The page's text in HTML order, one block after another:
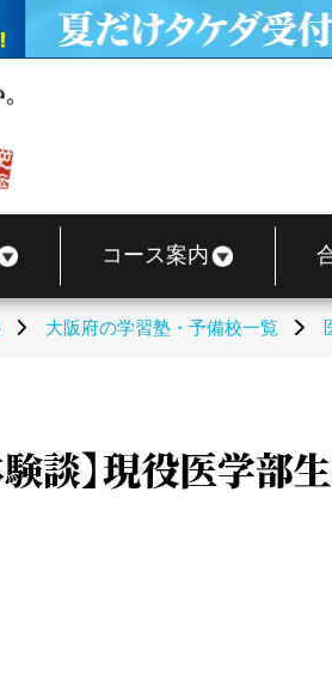
コース案内
大阪府の学習塾・予備校一覧
験談】現役医学部